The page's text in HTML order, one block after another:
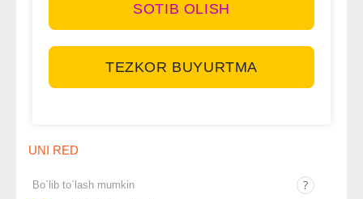
SOTIB OLISH
TEZKOR BUYURTMA
UNI RED
Bo`lib to`lash mumkin